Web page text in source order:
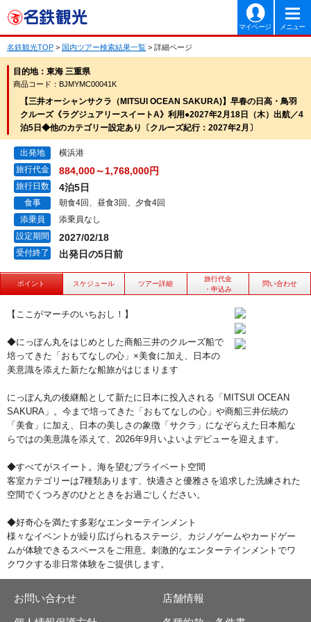
マイページ メニュー
名鉄観光TOP > 国内ツアー検索結果一覧 > 詳細ページ
目的地：東海 三重県
商品コード：BJMYMC00041K
【三井オーシャンサクラ（MITSUI OCEAN SAKURA)】早春の日高・鳥羽
クルーズ《ラグジュアリースイートA》利用●2027年2月18日（木）出航／4
泊5日◆他のカテゴリー設定あり〔クルーズ紀行：2027年2月〕
出発地
横浜港
旅行代金
884,000～1,768,000円
旅行日数 4泊5日
食事
朝食4回、昼食3回、夕食4回
添乗員
添乗員なし
設定期間
2027/02/18
受付終了 出発日の5日前
ポイント スケジュール ツアー詳細
旅行代金
・申込み
問い合わせ
【ここがマーチのいちおし！】
◆にっぽん丸をはじめとした商船三井のクルーズ船で
培ってきた「おもてなしの心」×美食に加え、日本の
美意識を添えた新たな船旅がはじまります
にっぽん丸の後継船として新たに日本に投入される「MITSUI OCEAN
SAKURA」。今まで培ってきた「おもてなしの心」や商船三井伝統の
「美食」に加え、日本の美しさの象徴「サクラ」になぞらえた日本船な
らではの美意識を添えて、2026年9月いよいよデビューを迎えます。
◆すべてがスイート。海を望むプライベート空間
客室カテゴリーは7種類あります、快適さと優雅さを追求した洗練された
空間でくつろぎのひとときをお過ごしください。
◆好奇心を満たす多彩なエンターテインメント
様々なイベントが繰り広げられるステージ、カジノゲームやカードゲー
ムが体験できるスペースをご用意。刺激的なエンターテインメントでワ
クワクする非日常体験をご提供します。
お問い合わせ 店舗情報